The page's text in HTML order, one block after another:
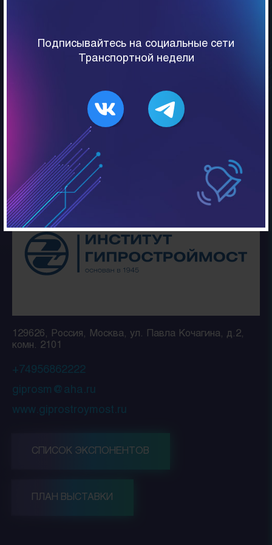
Подписывайтесь на социальные сети
Транспортной недели
конкурсе "BIM-технологии 2020/21" и статусом
"BIM-лидер 2022" по версии Autodesk. В
сегодня:«СБВЛТКЖ» в Московской обл., Мост
ч/з р. Москву в створе Берегового пр. в
Москве, Обход центр. части города с м.п. ч/з
Волгу в Ярославле, Стр-во обхода Тольятти с
м.п. ч/з Волгу, Северный а.д. обход Перми,
Мост. пер. ч/з Зею в Благовещенске.
129626, Россия, Москва, ул. Павла Кочагина, д.2,
комн. 2101
+74956862222
giprosm@aha.ru
www.giprostroymost.ru
СПИСОК ЭКСПОНЕНТОВ
ПЛАН ВЫСТАВКИ